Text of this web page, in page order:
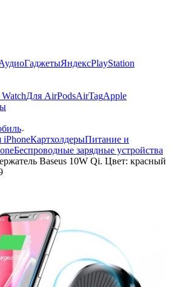
ГаджетыЯндексPlayStation
Для AirPodsAirTagApple
iPhoneКартхолдерыПитание и
Беспроводные зарядные устройства
Baseus 10W Qi. Цвет: красный